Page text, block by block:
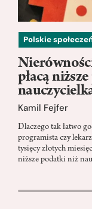
Polskie
płacą
Kamil Fejfer
Dlaczego tak łatwo
programista czy
tysięcy złotych
niższe podatki niż